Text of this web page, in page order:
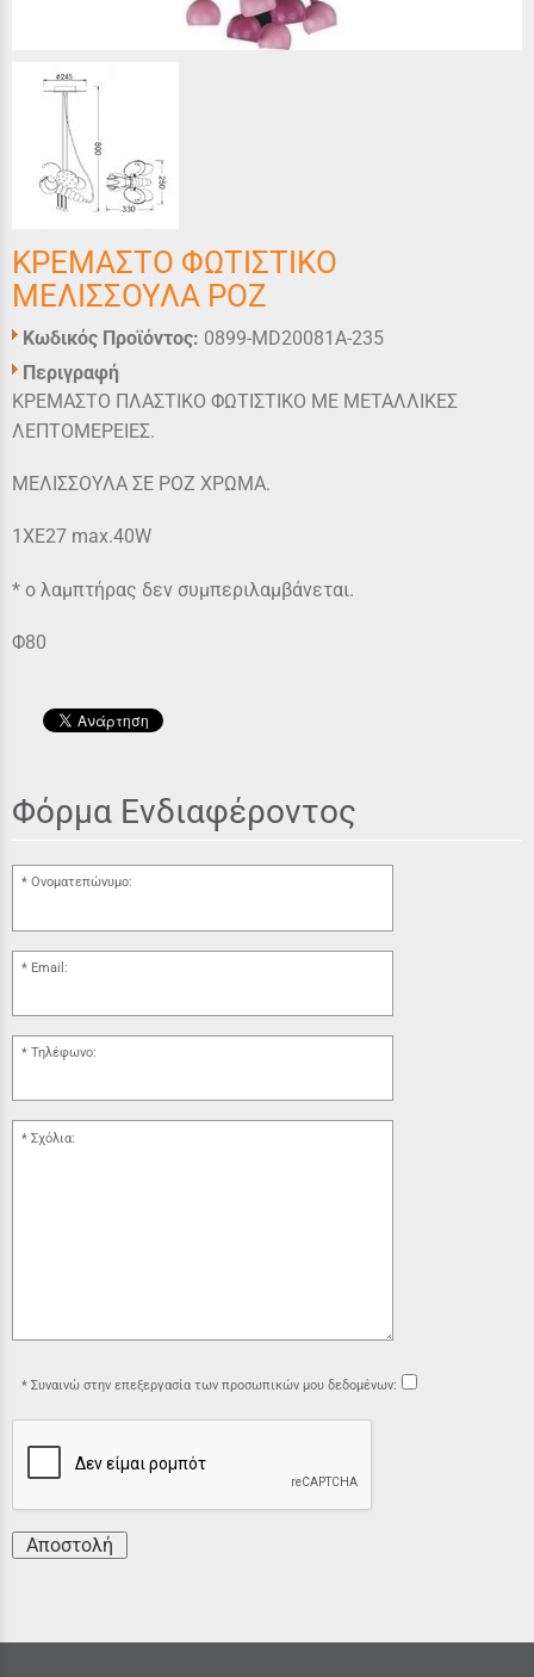
ΚΡΕΜΑΣΤΟ ΦΩΤΙΣΤΙΚΟ
ΜΕΛΙΣΣΟΥΛΑ ΡΟΖ
Κωδικός Προϊόντος: 0899-MD20081A-235
Περιγραφή
ΚΡΕΜΑΣΤΟ ΠΛΑΣΤΙΚΟ ΦΩΤΙΣΤΙΚΟ ΜΕ ΜΕΤΑΛΛΙΚΕΣ
ΛΕΠΤΟΜΕΡΕΙΕΣ.
ΜΕΛΙΣΣΟΥΛΑ ΣΕ ΡΟΖ ΧΡΩΜΑ.
1XE27 max.40W
* ο λαμπτήρας δεν συμπεριλαμβάνεται.
Φ80
Φόρμα Ενδιαφέροντος
Ονοματεπώνυμο:
Email:
Τηλέφωνο:
Σχόλια:
Συναινώ στην επεξεργασία των προσωπικών μου δεδομένων:
Αποστολή